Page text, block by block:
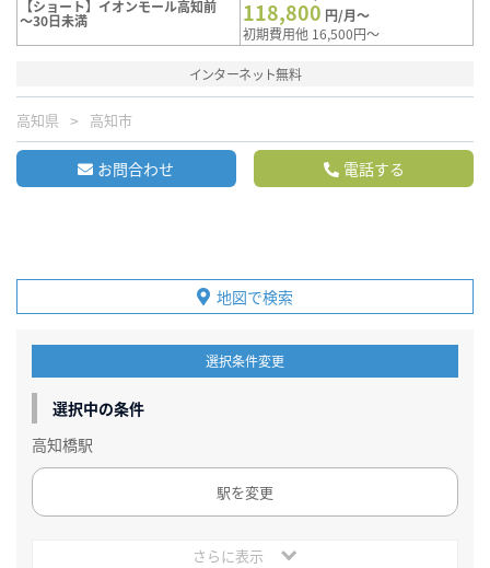
【ショート】イオンモール高知前
～30日未満 118,800 円/月～
初期費用他 16,500円～
インターネット無料
高知県 高知市
お問合わせ 電話する
地図で検索
選択条件変更
選択中の条件
高知橋駅
駅を変更
さらに表示